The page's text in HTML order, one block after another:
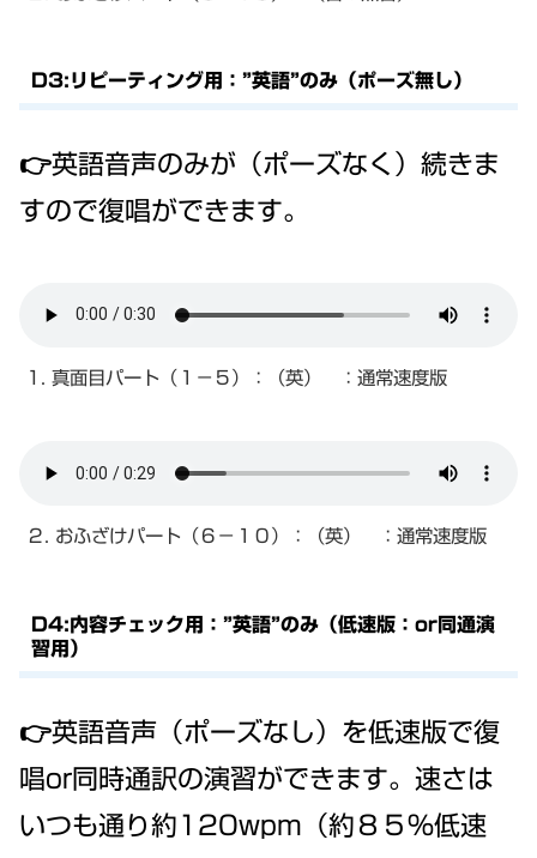
D3:リピーティング用：”英語”のみ（ポーズ無し）
👉英語音声のみが（ポーズなく）続きま
すので復唱ができます。
1. 真面目パート（１－５）：（英） ：通常速度版
２. おふざけパート（６－１０）：（英） ：通常速度版
D4:内容チェック用：”英語”のみ（低速版：or同通演
習用）
👉英語音声（ポーズなし）を低速版で復
唱or同時通訳の演習ができます。速さは
いつも通り約120wpm（約８５％低速